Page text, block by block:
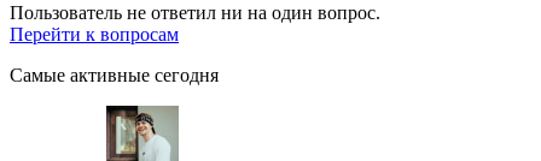
Пользователь не ответил ни на один вопрос.
Перейти к вопросам
Самые активные сегодня